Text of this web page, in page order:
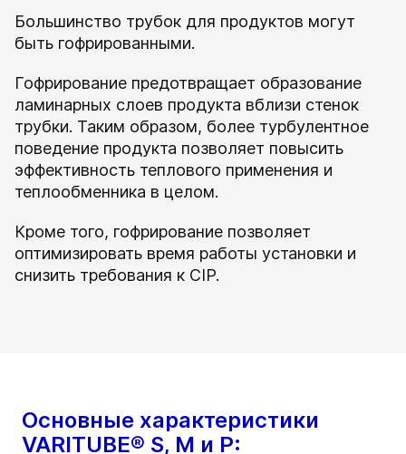
Большинство трубок для продуктов могут
быть гофрированными.
Гофрирование предотвращает образование
ламинарных слоев продукта вблизи стенок
трубки. Таким образом, более турбулентное
поведение продукта позволяет повысить
эффективность теплового применения и
теплообменника в целом.
Кроме того, гофрирование позволяет
оптимизировать время работы установки и
снизить требования к CIP.
Основные характеристики
VARITUBE® S, M и P: